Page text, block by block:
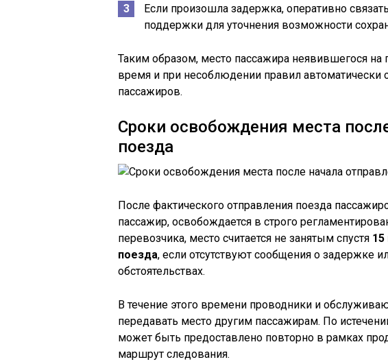
Если произошла задержка, оперативно
поддержки для уточнения возможности
Таким образом, место пассажира неявившегося на
время и при несоблюдении правил автоматически
пассажиров.
Сроки освобождения места
поезда
После фактического отправления поезда
пассажир, освобождается в строго
перевозчика, место считается не занятым спустя 15
поезда, если отсутствуют сообщения о задержке
обстоятельствах.
В течение этого времени проводники и
передавать место другим пассажирам. По
может быть предоставлено повторно в рамках
маршрут следования.